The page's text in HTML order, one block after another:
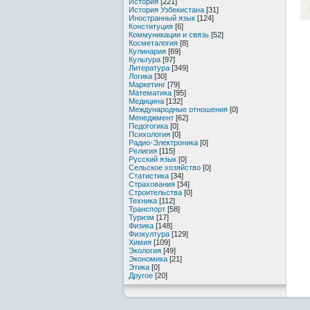
История Узбекистана [31]
Иностранный язык [124]
Конституция [6]
Коммуникации и связь [52]
Косметалогия [8]
Кулинария [69]
Культура [97]
Литература [349]
Логика [30]
Маркетинг [79]
Математика [95]
Медицина [132]
Международные отношения [0]
Менеджмент [62]
Педогогика [0]
Психология [0]
Радио-Электроника [0]
Религия [115]
Русский язык [0]
Сельское хозяйство [0]
Статистика [34]
Страхования [34]
Строительства [0]
Техника [112]
Транспорт [58]
Туризм [17]
Физика [148]
Физкултура [129]
Химия [109]
Экология [49]
Экономика [21]
Этика [0]
Другое [20]